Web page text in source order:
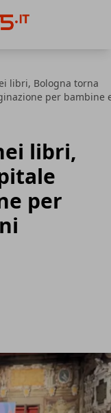
libri, Bologna torna
per bambine
libri,
per